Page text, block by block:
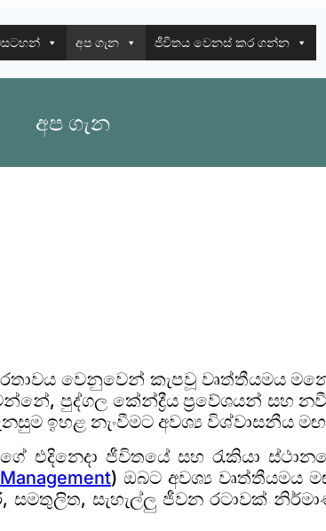
අප ගැන ජීවිතය වෙනස් කර ගන්න
අප ගැන
වෙනුවෙන් කැපවූ වෘත්තීයමය
පුද්ගල කේන්ද්‍රීය ප්‍රවේශයන් සහ
ඉහළ නැංවීමට අවශ්‍ය විශ්වාසනීය
ජීවිතයේ සහ රැකියා
) ඔබට අවශ්‍ය වෘත්තීයමය
සැහැල්ලු ජීවන රටාවක්